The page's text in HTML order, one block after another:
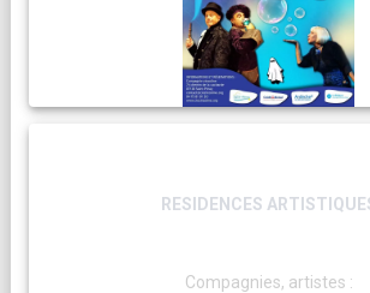
RESIDENCES
Compagnies, artistes :